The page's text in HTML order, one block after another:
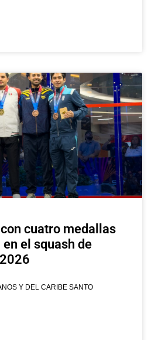
cuatro medallas
el squash de
Y DEL CARIBE SANTO